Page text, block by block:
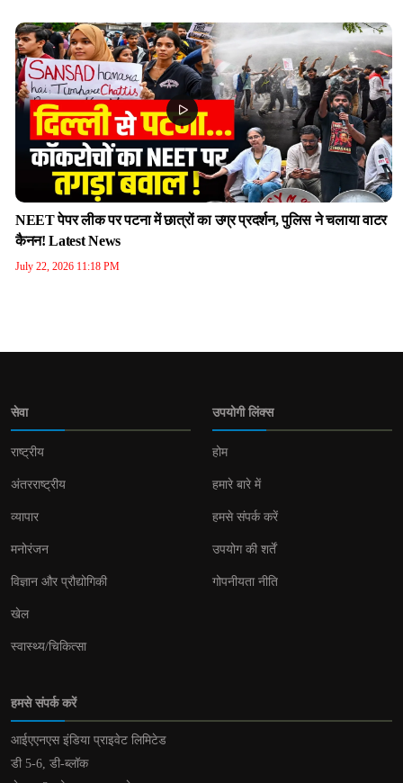
NEET पेपर लीक पर पटना में छात्रों का उग्र प्रदर्शन, पुलिस ने चलाया वाटर
कैनन! Latest News
July 22, 2026 11:18 PM
सेवा
राष्ट्रीय
अंतरराष्ट्रीय
व्यापार
मनोरंजन
विज्ञान और प्रौद्योगिकी
खेल
स्वास्थ्य/चिकित्सा
उपयोगी लिंक्स
होम
हमारे बारे में
हमसे संपर्क करें
उपयोग की शर्तें
गोपनीयता नीति
हमसे संपर्क करें
आईएएनएस इंडिया प्राइवेट लिमिटेड
डी 5-6, डी-ब्लॉक